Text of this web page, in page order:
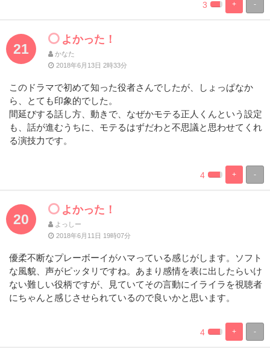
-
+
%
Complete
100%
Complete
3
21
よかった！
かなた
2018年6月13日 2時33分
このドラマで初めて知った役者さんでしたが、しょっぱなか
ら、とても印象的でした。
間延びする話し方、動きで、なぜかモテる正人くんという設定
も、話が進むうちに、モテるはずだわと不思議と思わせてくれ
る演技力です。
-
+
%
Complete
100%
Complete
4
20
よかった！
よっしー
2018年6月11日 19時07分
優柔不断なプレーボーイがハマっている感じがします。ソフト
な風貌、声がピッタリですね。あまり感情を表に出したらいけ
ない難しい役柄ですが、見ていてその言動にイライラを視聴者
にちゃんと感じさせられているので良いかと思います。
-
+
%100%
4